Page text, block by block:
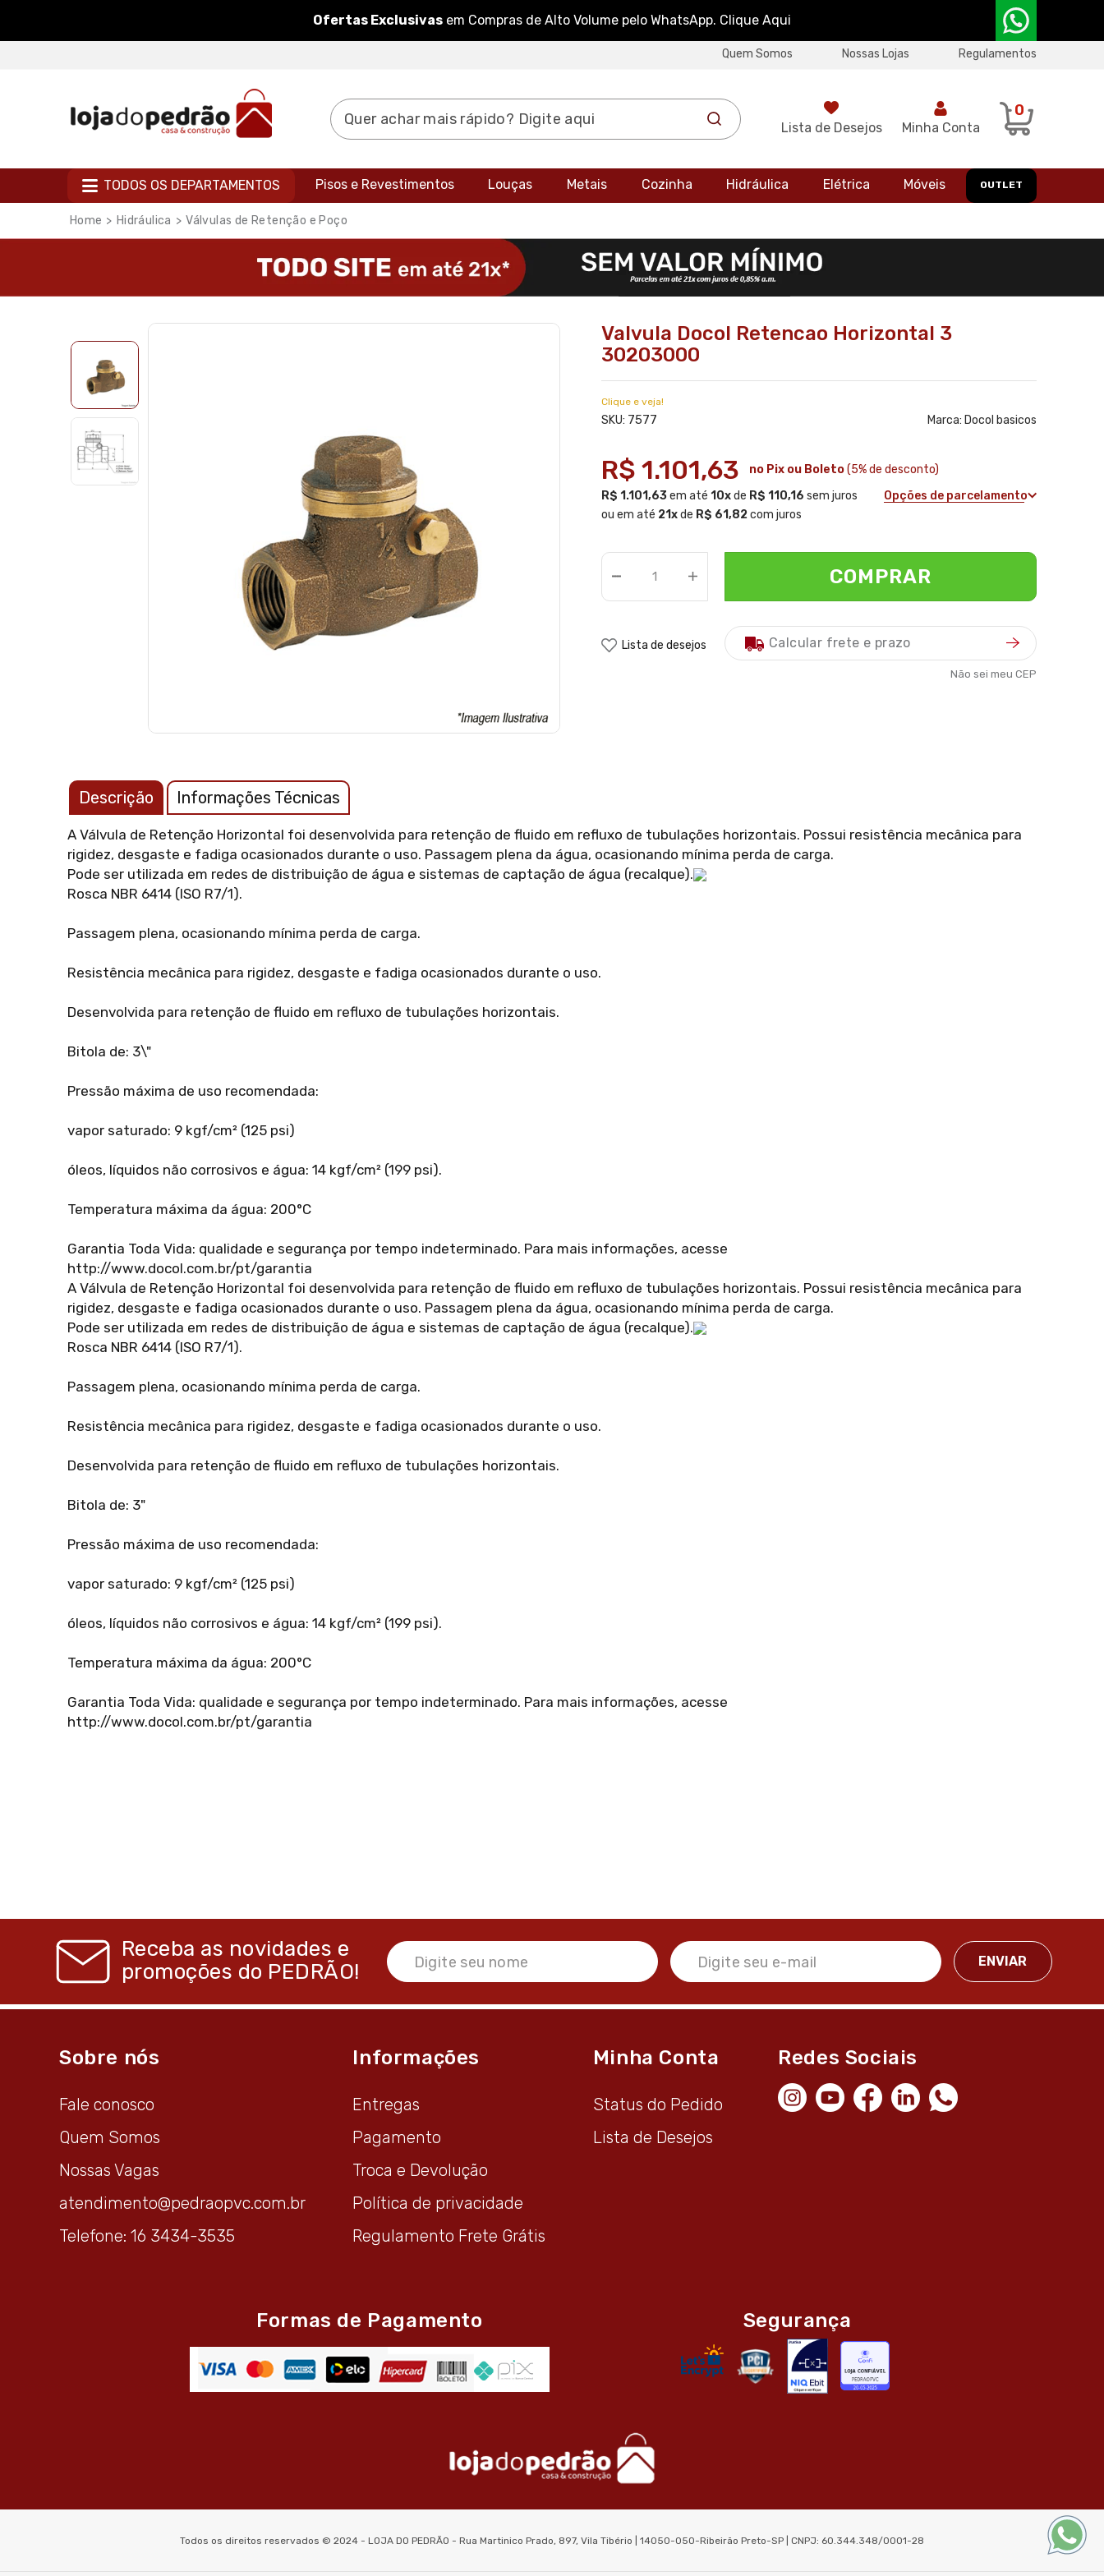
Ofertas Exclusivas em Compras de Alto Volume pelo WhatsApp. Clique Aqui
Quem Somos Nossas Lojas Regulamentos
Lista de Desejos Minha Conta
0
TODOS OS DEPARTAMENTOS OUTLET
Pisos e Revestimentos Louças Metais Cozinha Hidráulica Elétrica Móveis
Hidráulica Válvulas de Retenção e Poço
Valvula Docol Retencao Horizontal 3
30203000
Clique e veja!
SKU: 7577 Marca: Docol basicos
R$ 1.101,63 no Pix ou Boleto(5% de desconto)
R$ 1.101,63em até 10xde R$ 110,16 sem juros
ou em até 21xde R$ 61,82com juros
Opções de parcelamento
COMPRAR
Lista de desejos
Não sei meu CEP
Descrição Informações Técnicas
A Válvula de Retenção Horizontal foi desenvolvida para retenção de fluido em refluxo de tubulações horizontais. Possui resistência mecânica para
rigidez, desgaste e fadiga ocasionados durante o uso. Passagem plena da água, ocasionando mínima perda de carga.
Pode ser utilizada em redes de distribuição de água e sistemas de captação de água (recalque).
Rosca NBR 6414 (ISO R7/1).
Passagem plena, ocasionando mínima perda de carga.
Resistência mecânica para rigidez, desgaste e fadiga ocasionados durante o uso.
Desenvolvida para retenção de fluido em refluxo de tubulações horizontais.
Bitola de: 3\"
Pressão máxima de uso recomendada:
vapor saturado: 9 kgf/cm² (125 psi)
óleos, líquidos não corrosivos e água: 14 kgf/cm² (199 psi).
Temperatura máxima da água: 200°C
Garantia Toda Vida: qualidade e segurança por tempo indeterminado. Para mais informações, acesse
http://www.docol.com.br/pt/garantia
A Válvula de Retenção Horizontal foi desenvolvida para retenção de fluido em refluxo de tubulações horizontais. Possui resistência mecânica para
rigidez, desgaste e fadiga ocasionados durante o uso. Passagem plena da água, ocasionando mínima perda de carga.
Pode ser utilizada em redes de distribuição de água e sistemas de captação de água (recalque).
Rosca NBR 6414 (ISO R7/1).
Passagem plena, ocasionando mínima perda de carga.
Resistência mecânica para rigidez, desgaste e fadiga ocasionados durante o uso.
Desenvolvida para retenção de fluido em refluxo de tubulações horizontais.
Bitola de: 3"
Pressão máxima de uso recomendada:
vapor saturado: 9 kgf/cm² (125 psi)
óleos, líquidos não corrosivos e água: 14 kgf/cm² (199 psi).
Temperatura máxima da água: 200°C
Garantia Toda Vida: qualidade e segurança por tempo indeterminado. Para mais informações, acesse
http://www.docol.com.br/pt/garantia
Receba as novidades e
promoções do PEDRÃO!
Sobre nós
Fale conosco
Quem Somos
Nossas Vagas
atendimento@pedraopvc.com.br
Telefone: 16 3434-3535
Informações
Entregas
Pagamento
Troca e Devolução
Política de privacidade
Regulamento Frete Grátis
Minha Conta
Status do Pedido
Lista de Desejos
Redes Sociais
Formas de Pagamento Segurança
Todos os direitos reservados © 2024 - LOJA DO PEDRÃO - Rua Martinico Prado, 897, Vila Tibério | 14050-050-Ribeirão Preto-SP | CNPJ: 60.344.348/0001-28